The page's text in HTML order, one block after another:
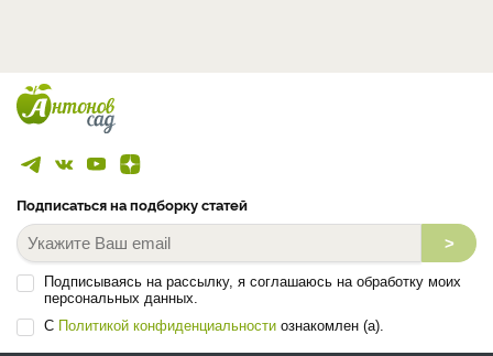
Подписаться на подборку статей
>
Подписываясь на рассылку, я соглашаюсь на обработку моих
персональных данных.
С Политикой конфиденциальности ознакомлен (а).